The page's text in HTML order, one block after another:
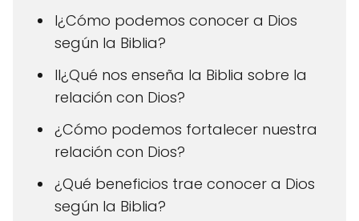
I¿Cómo podemos conocer a Dios
según la Biblia?
II¿Qué nos enseña la Biblia sobre la
relación con Dios?
¿Cómo podemos fortalecer nuestra
relación con Dios?
¿Qué beneficios trae conocer a Dios
según la Biblia?